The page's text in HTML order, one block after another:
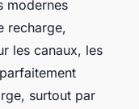
modernes
recharge,
les canaux, les
surtout par